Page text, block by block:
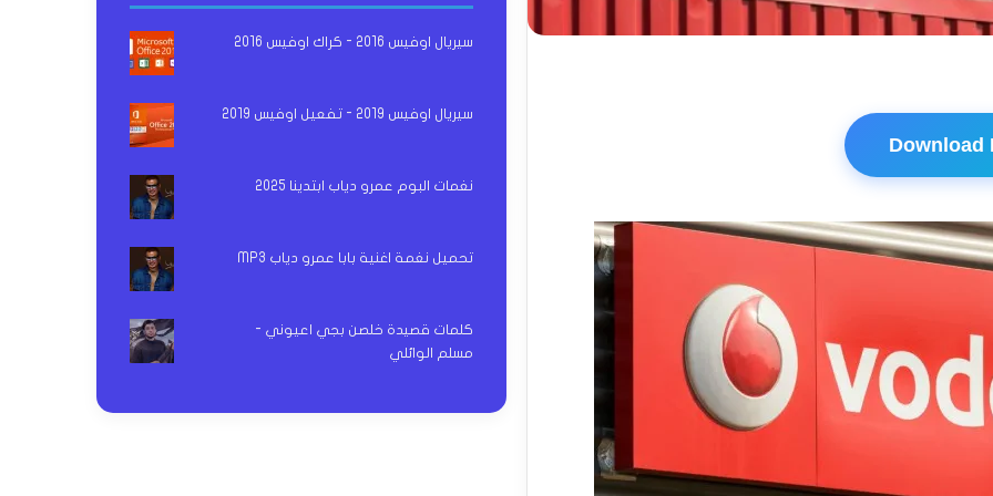
Download
سيريال اوفيس 2016 - كراك اوفيس 2016
سيريال اوفيس 2019 - تفعيل اوفيس 2019
نغمات البوم عمرو دياب ابتدينا 2025
تحميل نغمة اغنية بابا عمرو دياب MP3
كلمات قصيدة خلصن بجي اعيوني -
مسلم الوائلي